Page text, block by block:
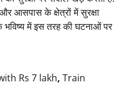
आसपास के क्षेत्रों में सुरक्षा
भविष्य में इस तरह की घटनाओं पर
Rs 7 lakh, Train